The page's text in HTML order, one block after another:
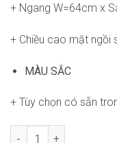
+ Ngang W=64cm x
+ Chiều cao mặt ngồi
MÀU SẮC
+ Tùy chọn có sẵn
Ghế Verpan RPB-